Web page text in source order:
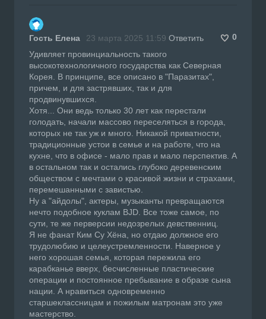
Гость Елена 23 марта 2025 11:59 Ответить
0
Удивляет провинциальность такого
высокотехнологичного государства как Северная
Корея. В принципе, все описано в "Паразитах",
причем, и для застрявших, так и для
продвинувшихся.
Хотя... Они ведь только 30 лет как перестали
голодать, начали массово переселяться в города,
которых не так уж и много. Никакой приватности,
традиционные устои в семье и на работе, что на
кухне, что в офисе - мало прав и мало перспектив. А
в остальном так и остались глубоко деревенским
обществом с мечтами о красивой жизни и страхами,
перемешанными с завистью.
Ну а "айдолы", актеры, музыканты превращаются
нечто подобное куклам BJD. Все тоже самое, по
сути, те же перверсии недозрелых девственниц.
Я не фанат Ким Су Хёна, но отдаю должное его
трудолюбию и целеустремленности. Наверное у
него хорошая семья, которая пережила его
карабканье вверх, бесчисленные пластические
операции и постоянное пребывание в образе сына
нации. А нравиться одновременно
старшеклассницам и пожилым матронам это уже
мастерство.